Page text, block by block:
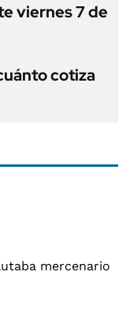
viernes 7 de
cotiza